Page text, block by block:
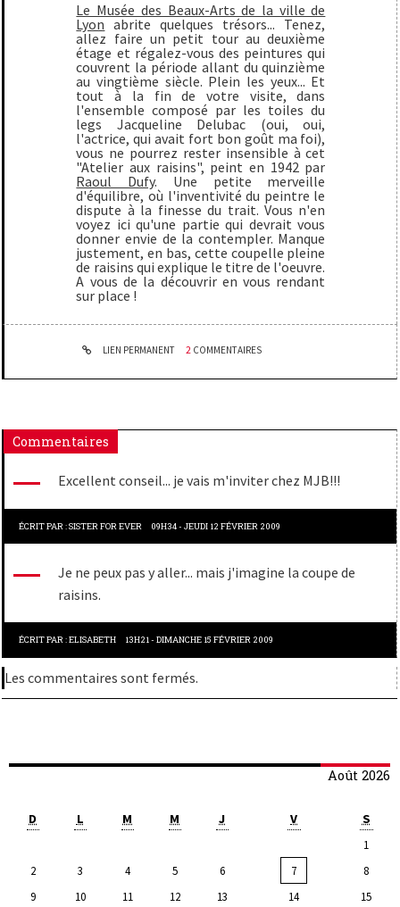
Août 2026
D L M M J V S
1
2
3 4 5 6 7
8
9
10 11 12 13 14
15
Le Musée des Beaux-Arts de la ville de
Lyon abrite quelques trésors... Tenez,
allez faire un petit tour au deuxième
étage et régalez-vous des peintures qui
couvrent la période allant du quinzième
au vingtième siècle. Plein les yeux... Et
tout à la fin de votre visite, dans
l'ensemble composé par les toiles du
legs Jacqueline Delubac (oui, oui,
l'actrice, qui avait fort bon goût ma foi),
vous ne pourrez rester insensible à cet
"Atelier aux raisins", peint en 1942 par
Raoul Dufy. Une petite merveille
d'équilibre, où l'inventivité du peintre le
dispute à la finesse du trait. Vous n'en
voyez ici qu'une partie qui devrait vous
donner envie de la contempler. Manque
justement, en bas, cette coupelle pleine
de raisins qui explique le titre de l'oeuvre.
A vous de la découvrir en vous rendant
sur place !
LIEN PERMANENT 2 COMMENTAIRES
Commentaires
Excellent conseil... je vais m'inviter chez MJB!!!
ÉCRIT PAR :SISTER FOR EVER 09H34-JEUDI 12 FÉVRIER 2009
Je ne peux pas y aller... mais j'imagine la coupe de
raisins.
ÉCRIT PAR :ELISABETH 13H21-DIMANCHE 15 FÉVRIER 2009
Les commentaires sont fermés.